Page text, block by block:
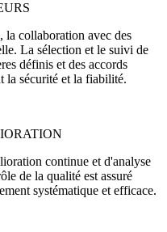
la collaboration avec des
La sélection et le suivi de
définis et des accords
la sécurité et la fiabilité.
continue et d'analyse
de la qualité est assuré
systématique et efficace.